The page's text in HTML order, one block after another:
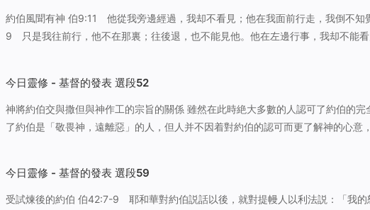
約伯風聞有神 伯9:11 他從我旁邊經過，我却不看見；他在我面前行走，我倒不知覺。 伯23:8-
9 只是我往前行，他不在那裏；往後退，也不能見他。他在左邊行事，我却不能
今日靈修 - 基督的發表 選段52
神將約伯交與撒但與神作工的宗旨的關係 雖然在此時絶大多數的人認可了約伯的完全正直，也認可
了約伯是「敬畏神，遠離惡」的人，但人并不因着對約伯的認可而更了解神的心意
今日靈修 - 基督的發表 選段59
受試煉後的約伯 伯42:7-9 耶和華對約伯説話以後，就對提幔人以利法説：「我的怒氣向你和你兩